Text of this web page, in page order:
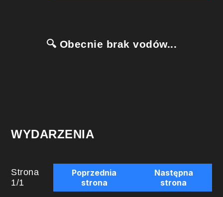
🔍 Obecnie brak vodów...
WYDARZENIA
Strona
1/1
Poprzednia
strona
Następna
strona